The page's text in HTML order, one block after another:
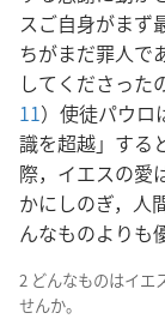
スご自身がまず
ちがまだ罪人で
してくださった
11）使徒パウロ
識を超越」する
際，イエスの愛
かにしのぎ，人
んなものよりも
2 どんなものはイエ
せんか。